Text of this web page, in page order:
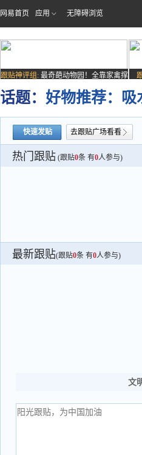
网易首页 应用 无障碍浏览
跟贴神评组: 最奇葩动物园！全靠家禽撑
场子
话题： 好物推荐：吸
快速发贴 去跟贴广场看看
热门跟贴 (跟贴0条 有0人参与)
最新跟贴(跟贴0条 有0人参与)
文